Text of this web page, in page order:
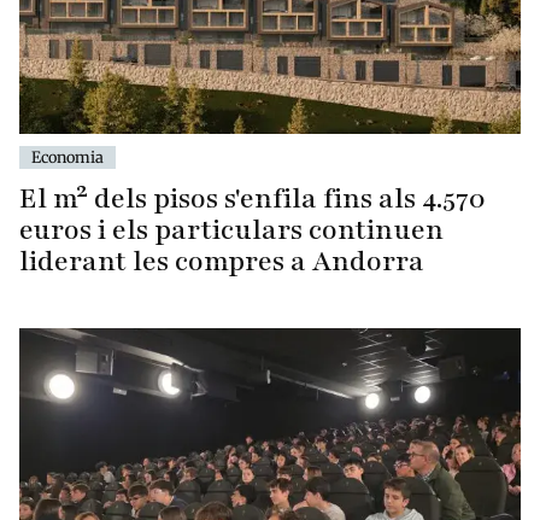
Economia
El m² dels pisos s'enfila fins als 4.570
euros i els particulars continuen
liderant les compres a Andorra